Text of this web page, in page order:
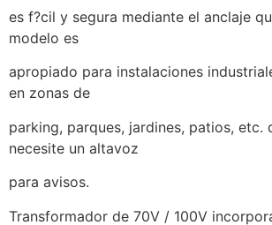
es f?cil y segura mediante el anclaje
modelo es
apropiado para instalaciones
en zonas de
parking, parques, jardines, patios, etc.
necesite un altavoz
para avisos.
Transformador de 70V / 100V